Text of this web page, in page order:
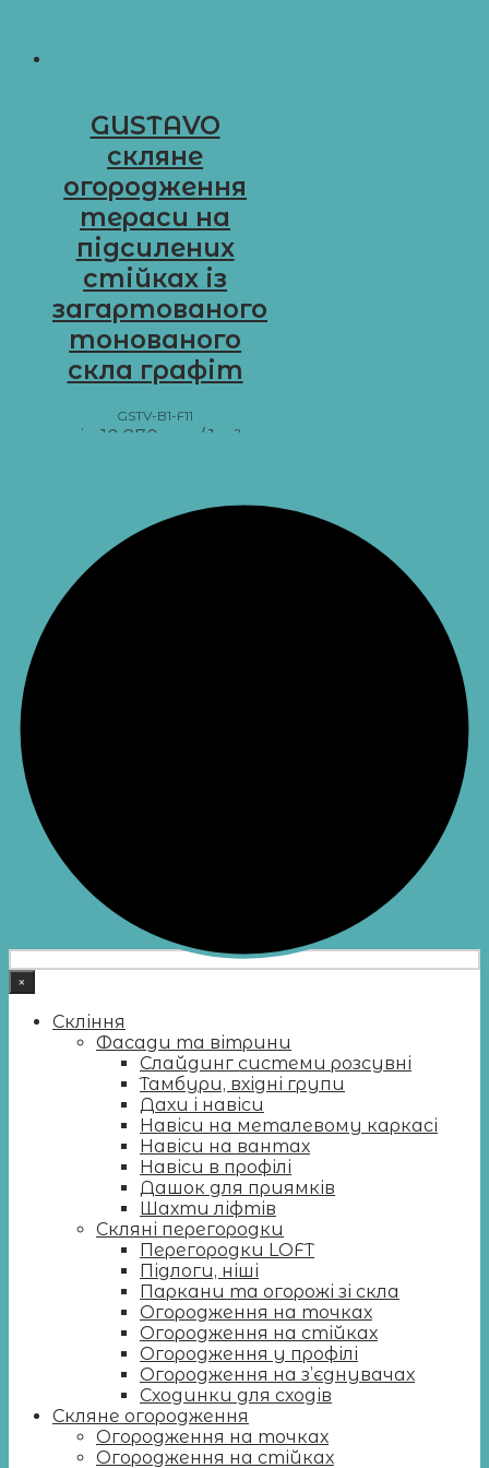
GUSTAVO
скляне
огородження
тераси на
підсилених
стійках із
загартованого
тонованого
скла графіт
GSTV-B1-F11
від10 870
/ 1 м²
×
Скління
Фасади та вітрини
Слайдинг системи розсувні
Тамбури, вхідні групи
Дахи і навіси
Навіси на металевому каркасі
Навіси на вантах
Навіси в профілі
Дашок для приямків
Шахти ліфтів
Скляні перегородки
Перегородки LOFT
Підлоги, ніші
Паркани та огорожі зі скла
Огородження на точках
Огородження на стійках
Огородження у профілі
Огородження на з’єднувачах
Сходинки для сходів
Скляне огородження
Огородження на точках
Огородження на стійках